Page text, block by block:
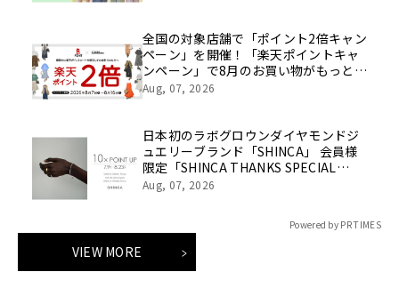
全国の対象店舗で「ポイント2倍キャン
ペーン」を開催！「楽天ポイントキャ
ンペーン」で8月のお買い物がもっとお
得に！
Aug, 07, 2026
日本初のラボグロウンダイヤモンドジ
ュエリーブランド「SHINCA」 会員様
限定「SHINCA THANKS SPECIAL
2026 SUMMER ポイントアップキャン
Aug, 07, 2026
Powered by PR TIMES
VIEW MORE